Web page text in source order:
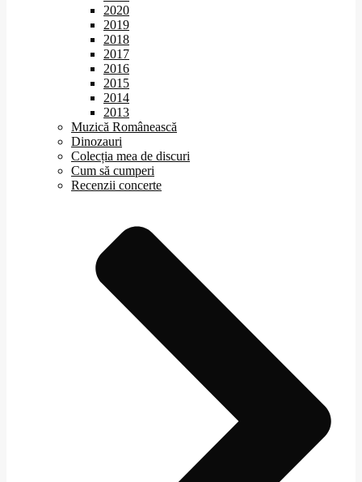
2020
2019
2018
2017
2016
2015
2014
2013
Muzică Românească
Dinozauri
Colecția mea de discuri
Cum să cumperi
Recenzii concerte